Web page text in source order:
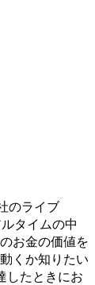
のライブ
タイムの中
お金の価値を
くか知りたい
したときにお